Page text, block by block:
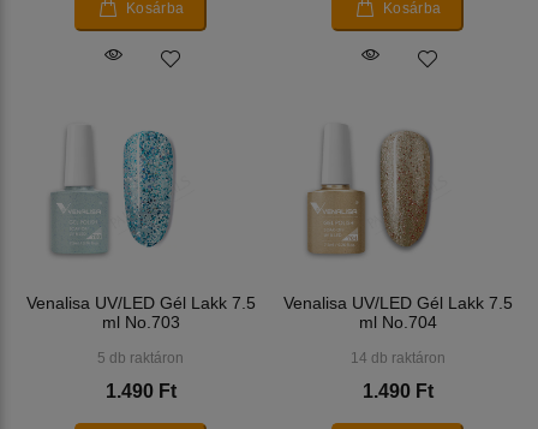
Kosárba Kosárba
Venalisa UV/LED Gél Lakk 7.5
ml No.703
5 db raktáron
1.490 Ft
Venalisa UV/LED Gél Lakk 7.5
ml No.704
14 db raktáron
1.490 Ft